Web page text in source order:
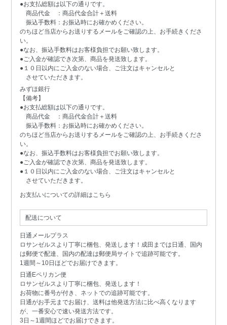
●お支払総額は以下の通りです。
商品代金 ：商品代金合計＋送料
振込手数料：お振込時にお確かめください。
のちほど当店からお送りするメールをご確認の上、お手続きくださ
い。
●なお、振込手数料はお客様負担でお願い致します。
●ご入金が確認でき次第、商品を発送致します。
●１０日以内にご入金のない場合、ご注文はキャンセルと
させていただきます。
みずほ銀行
【備考】
●お支払総額は以下の通りです。
商品代金 ：商品代金合計＋送料
振込手数料：お振込時にお確かめください。
のちほど当店からお送りするメールをご確認の上、お手続きくださ
い。
●なお、振込手数料はお客様負担でお願い致します。
●ご入金が確認でき次第、商品を発送致します。
●１０日以内にご入金のない場合、ご注文はキャンセルと
させていただきます。
お支払いについての詳細はこちら
配送について
日通メールプラス
ロサンゼルスより丁寧に梱包、発送します！成田までは日通、国内
は郵便で配達、国内の配達は郵便局サイトで追跡可能です。
1週間～10日ほどでお届けできます。
日通Eペリカン便
ロサンゼルスより丁寧に梱包、発送します！
お荷物に番号が付き、ネットでの追跡可能です。
日通がお手元までお届け、送料は他発送方法に比べ高くなります
が、一番安心で速い発送方法です。
3日～1週間ほどでお届けできます。